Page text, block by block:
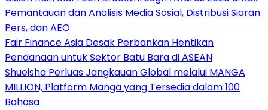
Pemantauan dan Analisis Media Sosial, Distribusi Siaran
Pers, dan AEO
Fair Finance Asia Desak Perbankan Hentikan
Pendanaan untuk Sektor Batu Bara di ASEAN
Shueisha Perluas Jangkauan Global melalui MANGA
MILLION, Platform Manga yang Tersedia dalam 100
Bahasa